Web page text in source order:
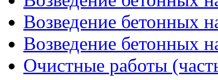
Возведение бетонных
Возведение бетонных
Очистные работы